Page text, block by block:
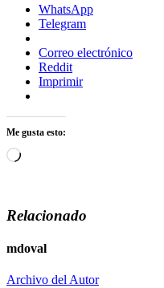
WhatsApp
Telegram
Correo electrónico
Reddit
Imprimir
Me gusta esto:
Cargando...
Relacionado
mdoval
Archivo del Autor